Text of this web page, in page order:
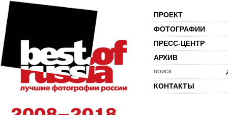
ПРОЕКТ
ФОТОГРАФИИ
ПРЕСС-ЦЕНТР
АРХИВ
ПОИСК
КОНТАКТЫ